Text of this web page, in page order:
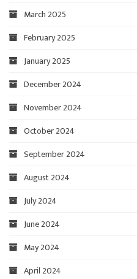
March 2025
February 2025
January 2025
December 2024
November 2024
October 2024
September 2024
August 2024
July 2024
June 2024
May 2024
April 2024